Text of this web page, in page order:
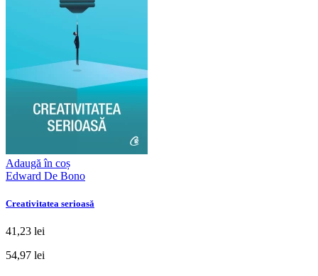
Adaugă în coș
Edward De Bono
Creativitatea serioasă
41,23 lei
54,97 lei